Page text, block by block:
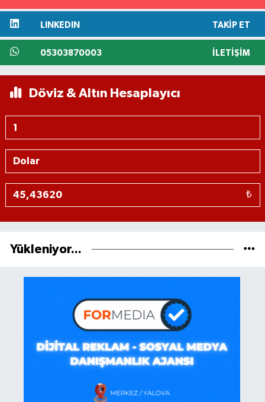
LINKEDIN TAKIP ET
05303870003 İLETIŞIM
Döviz & Altın Hesaplayıcı
₺
Yükleniyor...